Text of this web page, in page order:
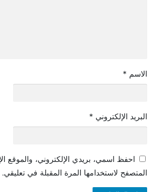
الاسم *
البريد الإلكتروني *
احفظ اسمي، بريدي الإلكتروني، والموقع
المتصفح لاستخدامها المرة المقبلة في تعليقي.